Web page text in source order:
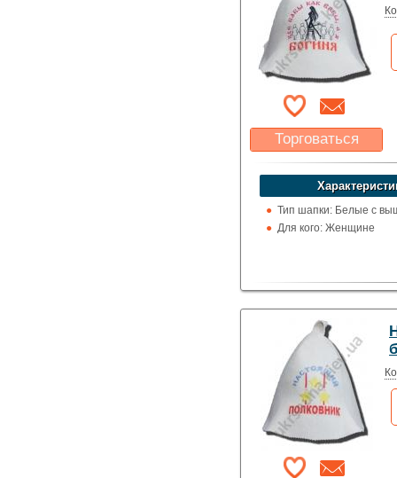
Торговаться
Какая цена Вас
устроит?
Указать цену
Тип шапки: Белые с
Для кого: Женщине